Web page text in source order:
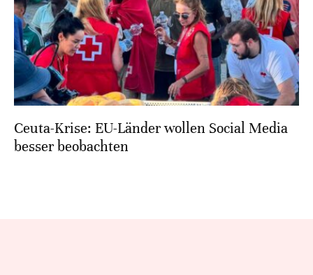
Ceuta-Krise: EU-Länder wollen Social Media
besser beobachten